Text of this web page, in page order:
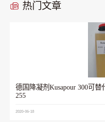
热门文章
德国降凝剂Kusapour 300可
255
2020-06-18